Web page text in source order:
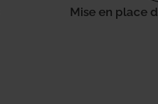
Mise en place